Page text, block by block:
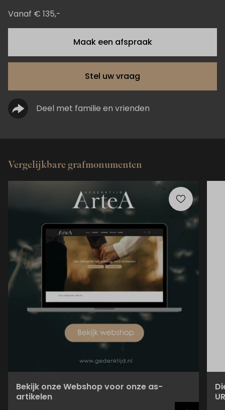
Vanaf € 135,-
Maak een afspraak
Stel uw vraag
Deel met familie en vrienden
Vergelijkbare grafmonumenten
Bekijk onze Webshop voor onze as-
artikelen